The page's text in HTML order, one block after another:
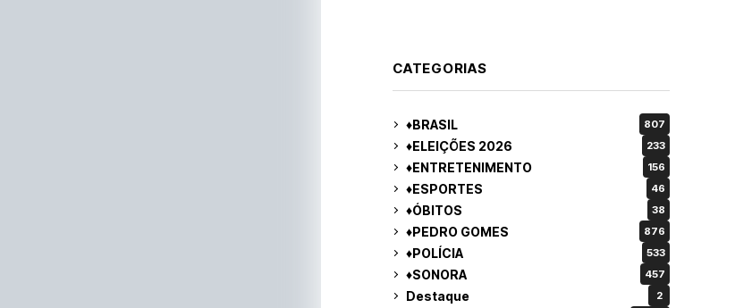
CATEGORIAS
♦BRASIL 807
♦ELEIÇÕES 2026 233
♦ENTRETENIMENTO 156
♦ESPORTES 46
♦ÓBITOS 38
♦PEDRO GOMES 876
♦POLÍCIA 533
♦SONORA 457
Destaque 2